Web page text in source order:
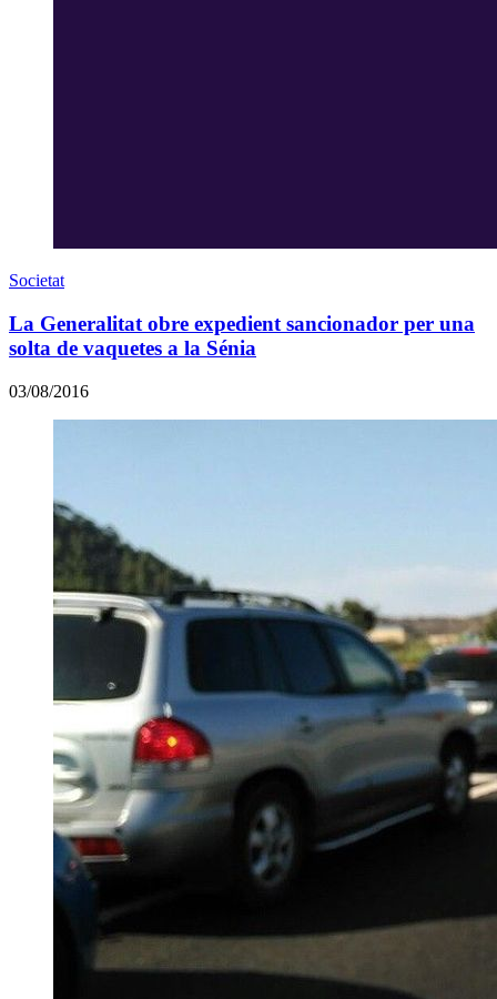
Societat
La Generalitat obre expedient sancionador per una
solta de vaquetes a la Sénia
03/08/2016